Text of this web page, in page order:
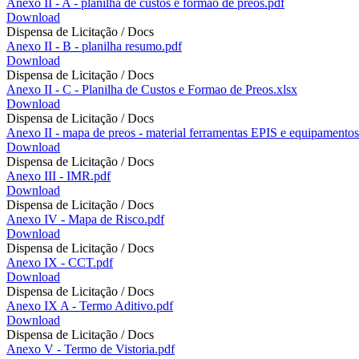
Download
Dispensa de Licitação / Docs
Anexo II - B - planilha resumo.pdf
Download
Dispensa de Licitação / Docs
Anexo II - C - Planilha de Custos e Formao de Preos.xlsx
Download
Dispensa de Licitação / Docs
Anexo II - mapa de preos - material ferramentas EPIS e
Download
Dispensa de Licitação / Docs
Anexo III - IMR.pdf
Download
Dispensa de Licitação / Docs
Anexo IV - Mapa de Risco.pdf
Download
Dispensa de Licitação / Docs
Anexo IX - CCT.pdf
Download
Dispensa de Licitação / Docs
Anexo IX A - Termo Aditivo.pdf
Download
Dispensa de Licitação / Docs
Anexo V - Termo de Vistoria.pdf